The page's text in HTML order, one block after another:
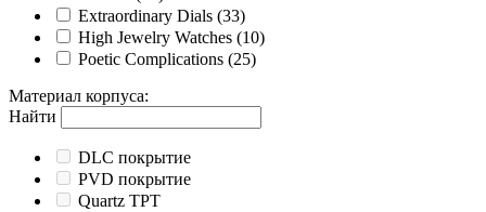
Extraordinary Dials (33)
High Jewelry Watches (10)
Poetic Complications (25)
Материал корпуса:
Найти
DLC покрытие
PVD покрытие
Quartz TPT